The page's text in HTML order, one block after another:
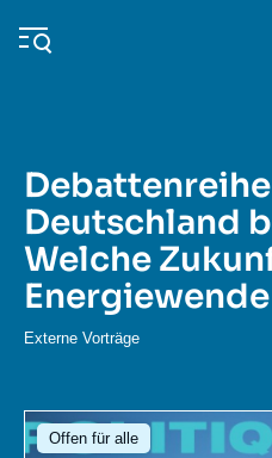
zum
Inhalt
Navigation
principale
Ifri
Veröffentlichungen
Veranstaltungen
Debattenreihe
Deutschland
Welche
Energiewende
Externe Vorträge
Offen für alle
Bild